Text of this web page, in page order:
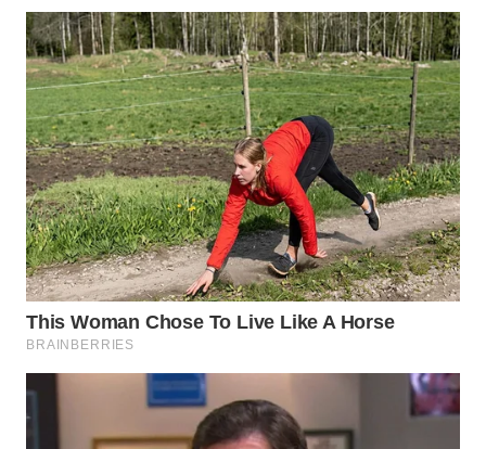
WN
BORNEO
Wahana
Media
Group
WAHANA
NEWS
WAHANA
TANI
WAHANA